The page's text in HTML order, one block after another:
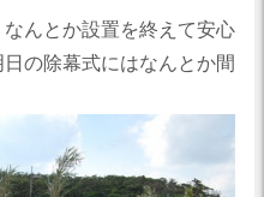
んとか設置を終えて安心
の除幕式にはなんとか間